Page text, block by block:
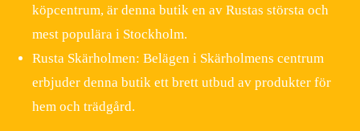
köpcentrum, är denna butik en av Rustas största och
mest populära i Stockholm.
Rusta Skärholmen: Belägen i Skärholmens centrum
erbjuder denna butik ett brett utbud av produkter för
hem och trädgård.